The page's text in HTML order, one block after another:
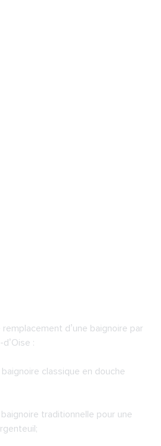
d’une baignoire par
:
classique en douche
traditionnelle pour une